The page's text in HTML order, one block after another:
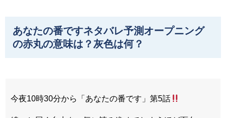
あなたの番ですネタバレ予測オープニング
の赤丸の意味は？灰色は何？
今夜10時30分から「あなたの番です」第5話